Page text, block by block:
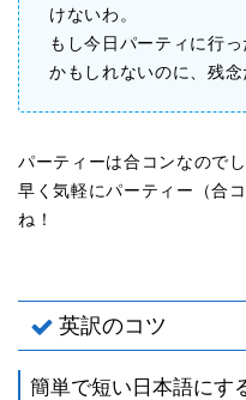
けないわ。
もし今日パーティに行
かもしれないのに、残念
パーティーは合コンなので
早く気軽にパーティー（合
ね！
英訳のコツ
簡単で短い日本語にす